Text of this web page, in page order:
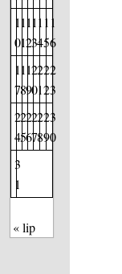
1
0
1
1
1
2
1
3
1
4
1
5
1
6
1
7
1
8
1
9
2
0
2
1
2
2
2
3
2
4
2
5
2
6
2
7
2
8
2
9
3
0
3
1
« lip